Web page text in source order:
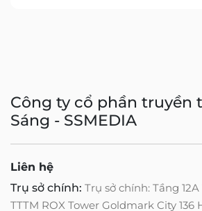
Công ty cổ phần truyền
Sáng - SSMEDIA
Liên hệ
Trụ sở chính: Trụ sở chính: Tầng
TTTM ROX Tower Goldmark City 136